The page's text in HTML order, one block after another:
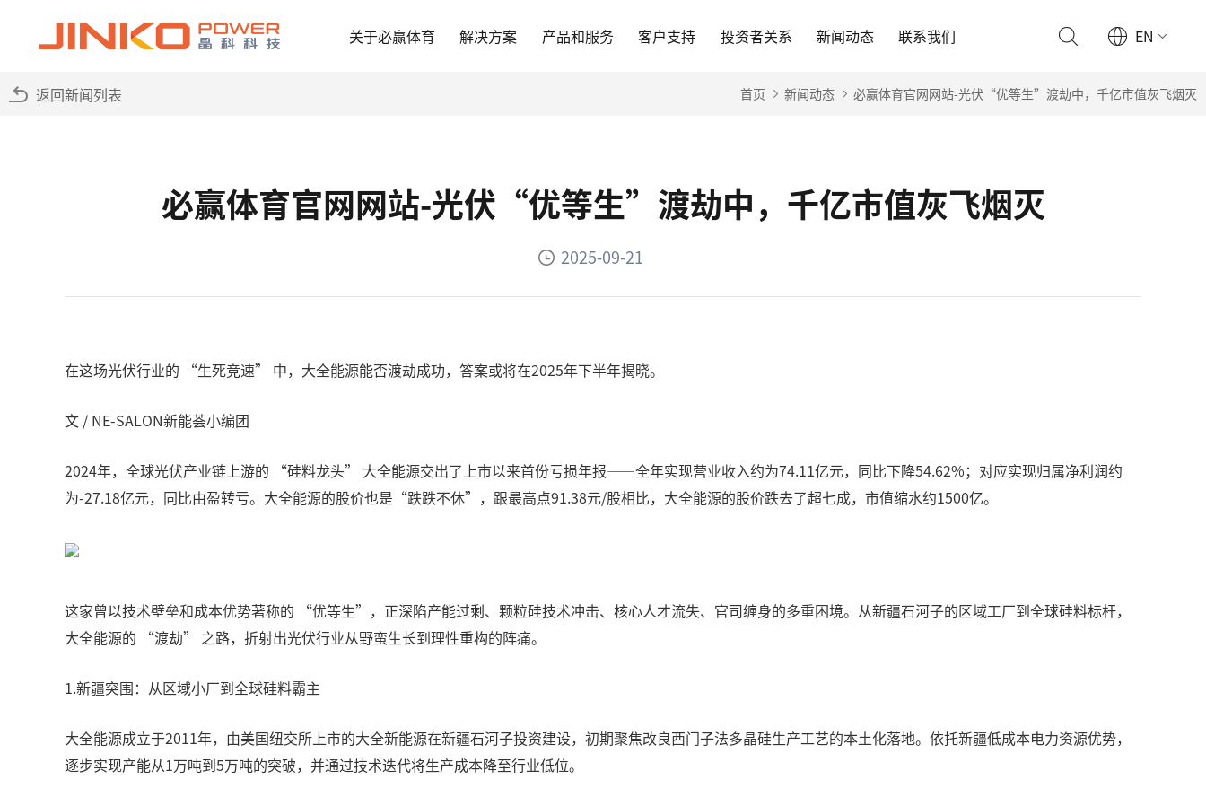
关于必赢体育 解决方案 产品和服务 客户支持 投资者关系 新闻动态 联系我们 EN
返回新闻列表 首页 新闻动态 必赢体育官网网站-光伏“优等生”渡劫中，千亿市值灰飞烟灭
必赢体育官网网站-光伏“优等生”渡劫中，千亿市值灰飞烟灭
2025-09-21
在这场光伏行业的 “生死竞速” 中，大全能源能否渡劫成功，答案或将在2025年下半年揭晓。
文 / NE-SALON新能荟小编团
2024年，全球光伏产业链上游的 “硅料龙头” 大全能源交出了上市以来首份亏损年报——全年实现营业收入约为74.11亿元，同比下降54.62%；对应实现归属净利润约
为-27.18亿元，同比由盈转亏。大全能源的股价也是“跌跌不休”，跟最高点91.38元/股相比，大全能源的股价跌去了超七成，市值缩水约1500亿。
这家曾以技术壁垒和成本优势著称的 “优等生”，正深陷产能过剩、颗粒硅技术冲击、核心人才流失、官司缠身的多重困境。从新疆石河子的区域工厂到全球硅料标杆，
大全能源的 “渡劫” 之路，折射出光伏行业从野蛮生长到理性重构的阵痛。
1.新疆突围：从区域小厂到全球硅料霸主
大全能源成立于2011年，由美国纽交所上市的大全新能源在新疆石河子投资建设，初期聚焦改良西门子法多晶硅生产工艺的本土化落地。依托新疆低成本电力资源优势，
逐步实现产能从1万吨到5万吨的突破，并通过技术迭代将生产成本降至行业低位。